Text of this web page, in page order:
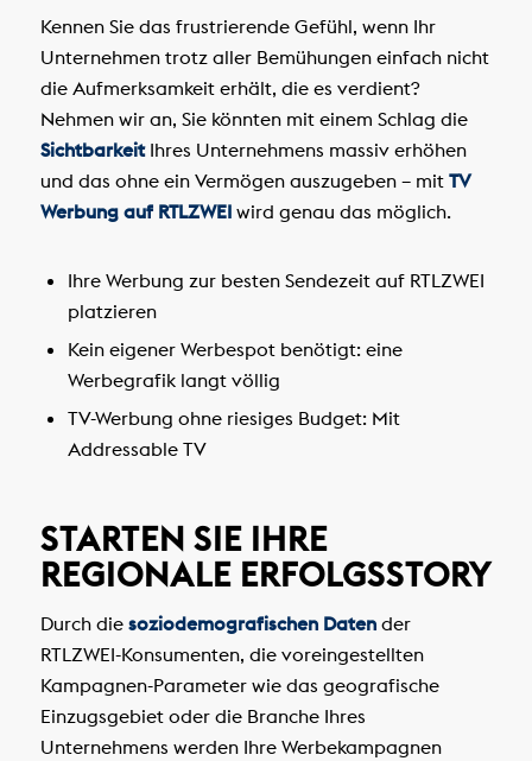
Kennen Sie das frustrierende Gefühl, wenn Ihr
Unternehmen trotz aller Bemühungen einfach nicht
die Aufmerksamkeit erhält, die es verdient?
Nehmen wir an, Sie könnten mit einem Schlag die
SichtbarkeitIhres Unternehmens massiv erhöhen
und das ohne ein Vermögen auszugeben – mit TV
Werbung auf RTLZWEIwird genau das möglich.
Ihre Werbung zur besten Sendezeit auf RTLZWEI
platzieren
Kein eigener Werbespot benötigt: eine
Werbegrafik langt völlig
TV-Werbung ohne riesiges Budget: Mit
Addressable TV
STARTEN SIE IHRE
REGIONALE ERFOLGSSTORY
Durch die soziodemografischen Datender
RTLZWEI-Konsumenten, die voreingestellten
Kampagnen-Parameter wie das geografische
Einzugsgebiet oder die Branche Ihres
Unternehmens werden Ihre Werbekampagnen